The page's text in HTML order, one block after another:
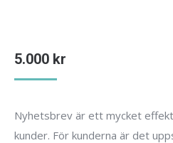
5.000 kr
Nyhetsbrev är ett mycket
kunder. För kunderna är det